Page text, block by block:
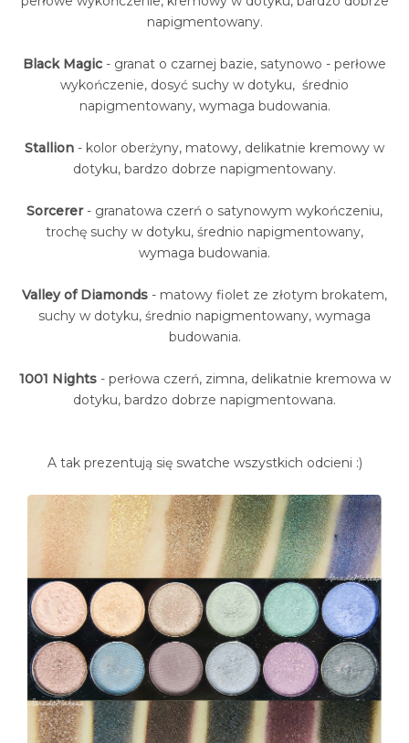
napigmentowany.
Black Magic - granat o czarnej bazie, satynowo - perłowe
wykończenie, dosyć suchy w dotyku, średnio
napigmentowany, wymaga budowania.
Stallion - kolor oberżyny, matowy, delikatnie kremowy w
dotyku, bardzo dobrze napigmentowany.
Sorcerer- granatowa czerń o satynowym wykończeniu,
trochę suchy w dotyku, średnio napigmentowany,
wymaga budowania.
Valley of Diamonds - matowy fiolet ze złotym brokatem,
suchy w dotyku, średnio napigmentowany, wymaga
budowania.
1001 Nights- perłowa czerń, zimna, delikatnie kremowa w
dotyku, bardzo dobrze napigmentowana.
A tak prezentują się swatche wszystkich odcieni :)